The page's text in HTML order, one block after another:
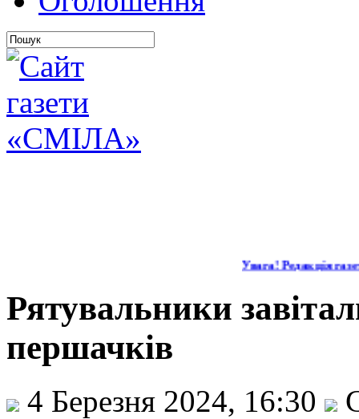
Увага! Редакція
Рятувальники
першачків
4 Березня 2024, 16:30